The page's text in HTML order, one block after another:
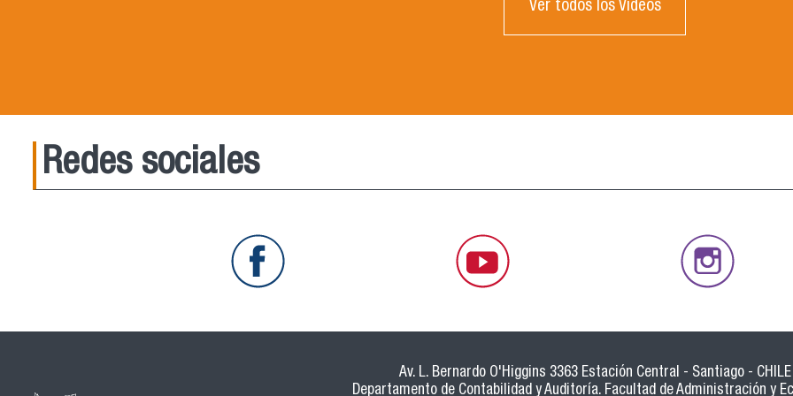
Ver todos los Videos
Redes sociales
Av. L. Bernardo O'Higgins 3363 Estación Central - Santiago - CHILE
Departamento de Contabilidad y Auditoría. Facultad de Administración y